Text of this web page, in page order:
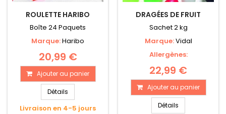
ROULETTE HARIBO
Boîte 24 Paquets
Marque:Haribo
20,99 €
Ajouter au panier
Détails
Livraison en 4-5 jours
DRAGÉES DE FRUIT
Sachet 2 kg
Marque:Vidal
Allergènes:
22,99 €
Ajouter au panier
Détails